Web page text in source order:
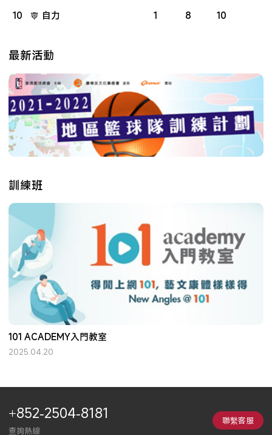
10
自力 1 8 10
最新活動
訓練班
101 ACADEMY入門教室
2025.04.20
+852-2504-8181
查詢熱線
聯繫客服